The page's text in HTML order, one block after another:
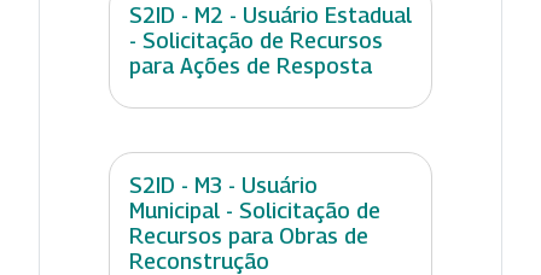
S2ID - M2 - Usuário Estadual
- Solicitação de Recursos
para Ações de Resposta
S2ID - M3 - Usuário
Municipal - Solicitação de
Recursos para Obras de
Reconstrução